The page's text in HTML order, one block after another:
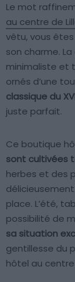
Le mot
au centre de
vêtu, vous
son charme.
minimaliste et
ornés d’une
classique du
juste parfait.
Ce boutique
sont cultivées
herbes et des
place. L’été,
possibilité de
sa situation
gentillesse du
hôtel au centre